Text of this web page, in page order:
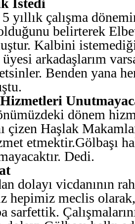
İstedi
yıllık çalışma
belirterek
Kalbini
arkadaşlarım
Benden yana
dönem
çizen Haşlak
etmektir.Gölbaşı
Dedi.
dolayı vicdanının
hepimiz meclis
sarfettik.